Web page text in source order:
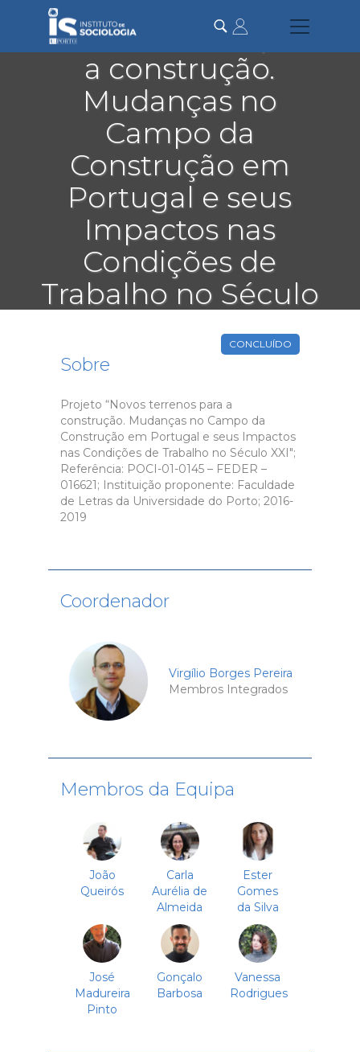
conteúdo
Novos terrenos para
a construção.
Mudanças no
Campo da
Construção em
Portugal e seus
Impactos nas
Condições de
Trabalho no Século
CONCLUÍDO
Sobre
Projeto “Novos terrenos para a
construção. Mudanças no Campo da
Construção em Portugal e seus Impactos
nas Condições de Trabalho no Século XXI";
Referência: POCI-01-0145 – FEDER –
016621; Instituição proponente: Faculdade
de Letras da Universidade do Porto; 2016-
2019
Coordenador
Virgílio Borges Pereira
Membros Integrados
Membros da Equipa
João
Queirós
Carla
Aurélia de
Almeida
Ester
Gomes
da Silva
José
Madureira
Pinto
Gonçalo
Barbosa
Vanessa
Rodrigues